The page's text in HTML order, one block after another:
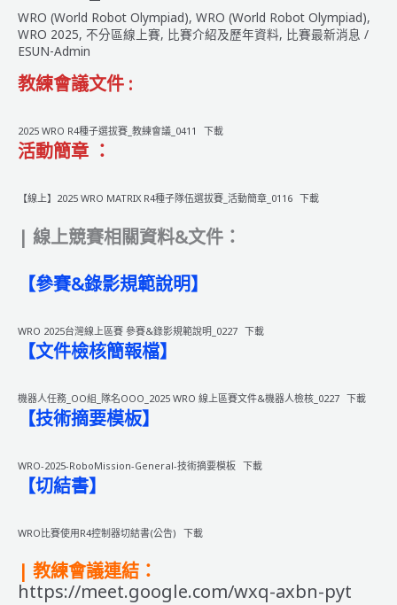
科
學
意
器
人
賽
WRO (World Robot Olympiad), WRO (World Robot Olympiad),
WRO 2025, 不分區線上賽, 比賽介紹及歷年資料, 比賽最新消息 /
ESUN-Admin
教練會議文件 :
2025 WRO R4種子選拔賽_教練會議_0411 下載
活動簡章 ：
【線上】2025 WRO MATRIX R4種子隊伍選拔賽_活動簡章_0116 下載
| 線上競賽相關資料&文件：
【參賽&錄影規範說明】
WRO 2025台灣線上區賽 參賽&錄影規範說明_0227 下載
【文件檢核簡報檔】
機器人任務_OO組_隊名OOO_2025 WRO 線上區賽文件&機器人檢核_0227 下載
【技術摘要模板】
WRO-2025-RoboMission-General-技術摘要模板 下載
【切結書】
WRO比賽使用R4控制器切結書(公告) 下載
| 教練會議連結：
https://meet.google.com/wxq-axbn-pyt